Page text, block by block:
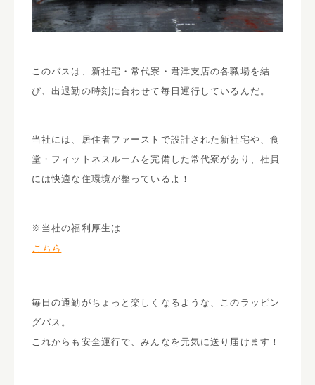
このバスは、新社宅・常代寮・君津支店の各職場を結
び、出退勤の時刻に合わせて毎日運行しているんだ。
当社には、居住者ファーストで設計された新社宅や、食
堂・フィットネスルームを完備した常代寮があり、社員
には快適な住環境が整っているよ！
※当社の福利厚生は
こちら
毎日の通勤がちょっと楽しくなるような、このラッピン
グバス。
これからも安全運行で、みんなを元気に送り届けます！